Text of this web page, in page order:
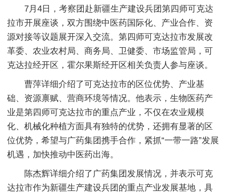
7月4日，考察团赴新疆生产建设兵团第四师可克达
拉市开展座谈，双方围绕中医药国际化、产业合作、资
源对接等议题展开深入交流。第四师可克达拉市发展改
革委、农业农村局、商务局、卫健委、市场监管局，可
克达拉经开区，霍尔果斯经开区相关负责人参与座谈。
曹萍详细介绍了可克达拉市的区位优势、产业基
础、资源禀赋、营商环境等情况。他表示，生物医药产
业是第四师可克达拉市的重点产业，不仅在农业规模
化、机械化种植方面具有独特的优势，还拥有显著的区
位优势，希望与广药集团携手合作，紧抓“一带一路”发展
机遇，加快推动中医药出海。
陈杰辉详细介绍了广药集团发展情况，并表示可克
达拉市作为新疆生产建设兵团的重点产业发展基地，具